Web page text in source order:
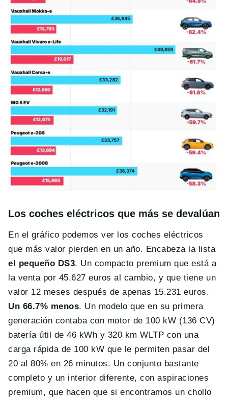
Los coches eléctricos que más se devalúan
En el gráfico podemos ver los coches eléctricos
que más valor pierden en un año. Encabeza la lista
el pequeño DS3. Un compacto premium que está a
la venta por 45.627 euros al cambio, y que tiene un
valor 12 meses después de apenas 15.231 euros.
Un 66.7% menos. Un modelo que en su primera
generación contaba con motor de 100 kW (136 CV)
batería útil de 46 kWh y 320 km WLTP con una
carga rápida de 100 kW que le permiten pasar del
20 al 80% en 26 minutos. Un conjunto bastante
completo y un interior diferente, con aspiraciones
premium, que hacen que si encontramos un chollo